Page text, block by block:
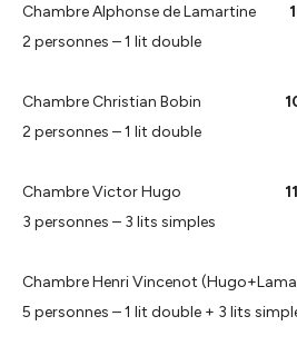
Chambre Alphonse de Lamartine
2 personnes – 1 lit double
Chambre Christian Bobin
2 personnes – 1 lit double
Chambre Victor Hugo
3 personnes – 3 lits simples
Chambre Henri Vincenot
5 personnes – 1 lit double + 3 lits